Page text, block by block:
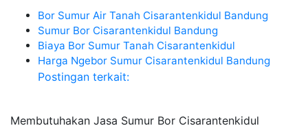
Bor Sumur Air Tanah Cisarantenkidul Bandung
Sumur Bor Cisarantenkidul Bandung
Biaya Bor Sumur Tanah Cisarantenkidul
Harga Ngebor Sumur Cisarantenkidul Bandung
Postingan terkait:
Membutuhakan Jasa Sumur Bor Cisarantenkidul